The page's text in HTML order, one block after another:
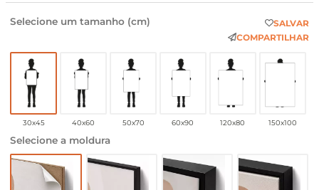
Selecione um tamanho (cm)
SALVAR
COMPARTILHAR
30x45 40x60 50x70 60x90 120x80 150x100
Selecione a moldura